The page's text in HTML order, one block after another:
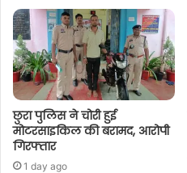
छुरा पुलिस ने चोरी हुई
मोटरसाइकिल की बरामद, आरोपी
गिरफ्तार
1 day ago